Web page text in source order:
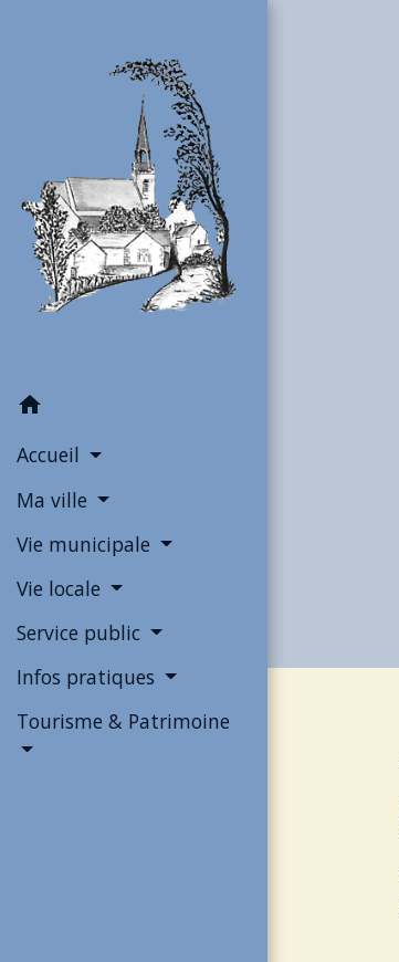
home
Accueil
Ma ville
Vie municipale
Vie locale
Service public
Infos pratiques
Tourisme & Patrimoine